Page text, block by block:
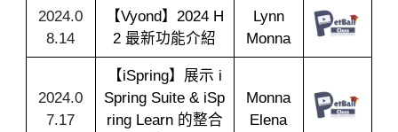
2024.0
8.14
【Vyond】2024 H
2 最新功能介紹
Lynn
Monna
2024.0
7.17
【iSpring】展示 i
Spring Suite & iSp
ring Learn 的整合
Monna
Elena